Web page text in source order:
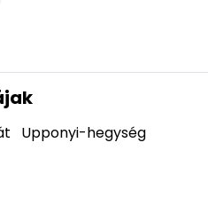
Upponyi-hegység